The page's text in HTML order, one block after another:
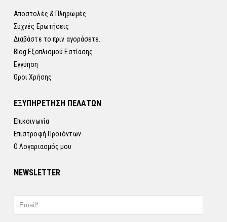
Αποστολές & Πληρωμές
Συχνές Ερωτήσεις
Διαβάστε το πριν αγοράσετε.
Blog Εξοπλισμού Εστίασης
Εγγύηση
Όροι Χρήσης
ΕΞΥΠΗΡΕΤΗΣΗ ΠΕΛΑΤΩΝ
Επικοινωνία
Επιστροφή Προϊόντων
Ο Λογαριασμός μου
NEWSLETTER